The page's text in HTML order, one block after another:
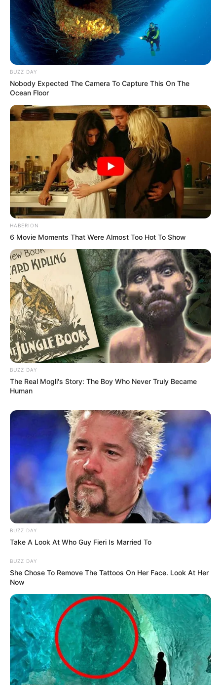
0
Like this post? Please share to your friends:
BUZZ DAY
Nobody Expected The Camera To Capture This On The
Ocean Floor
HABERION
6 Movie Moments That Were Almost Too Hot To Show
BUZZ DAY
The Real Mogli's Story: The Boy Who Never Truly Became
Human
BUZZ DAY
Take A Look At Who Guy Fieri Is Married To
BUZZ DAY
She Chose To Remove The Tattoos On Her Face. Look At Her
Now